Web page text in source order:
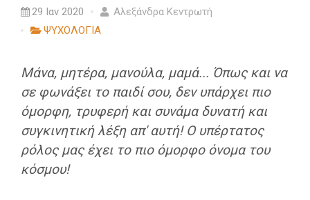
29 Ιαν 2020
Αλεξάνδρα Κεντρωτή
ΨΥΧΟΛΟΓΙΑ
Μάνα, μητέρα, μανούλα, μαμά... Όπως και να
σε φωνάξει το παιδί σου, δεν υπάρχει πιο
όμορφη, τρυφερή και συνάμα δυνατή και
συγκινητική λέξη απ' αυτή! Ο υπέρτατος
ρόλος μας έχει το πιο όμορφο όνομα του
κόσμου!